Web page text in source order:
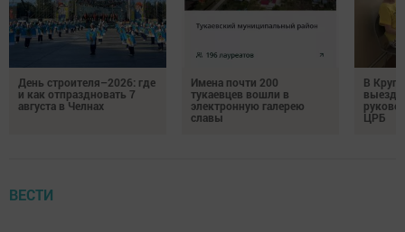
День строителя–2026: где
и как отпраздновать 7
августа в Челнах
Имена почти 200
тукаевцев вошли в
электронную галерею
славы
В
ЦРБ
ВЕСТИ